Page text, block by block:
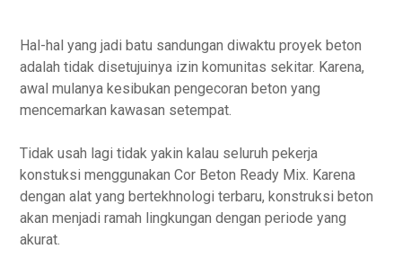
Hal-hal yang jadi batu sandungan diwaktu proyek beton
adalah tidak disetujuinya izin komunitas sekitar. Karena,
awal mulanya kesibukan pengecoran beton yang
mencemarkan kawasan setempat.
Tidak usah lagi tidak yakin kalau seluruh pekerja
konstuksi menggunakan Cor Beton Ready Mix. Karena
dengan alat yang bertekhnologi terbaru, konstruksi beton
akan menjadi ramah lingkungan dengan periode yang
akurat.